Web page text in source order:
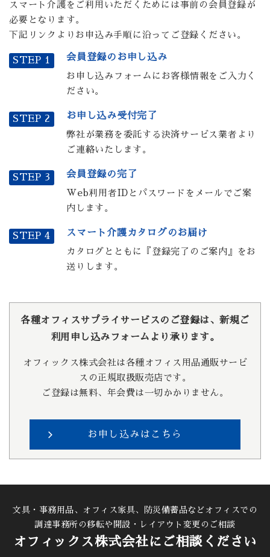
スマート介護をご利用いただくためには事前の会員登録が
必要となります。
下記リンクよりお申込み手順に沿ってご登録ください。
STEP 1 会員登録のお申し込み
お申し込みフォームにお客様情報をご入力く
ださい。
STEP 2 お申し込み受付完了
弊社が業務を委託する決済サービス業者より
ご連絡いたします。
STEP 3 会員登録の完了
Web利用者IDとパスワードをメールでご案
内します。
STEP 4 スマート介護カタログのお届け
カタログとともに『登録完了のご案内』をお
送りします。
各種オフィスサプライサービスのご登録は、新規ご
利用申し込みフォームより承ります。
オフィックス株式会社は各種オフィス用品通販サービ
スの正規取扱販売店です。
ご登録は無料、年会費は一切かかりません。
お申し込みはこちら
文具・事務用品、オフィス家具、防災備蓄品などオフィスでの
調達事務所の移転や開設・レイアウト変更のご相談
オフィックス株式会社にご相談ください